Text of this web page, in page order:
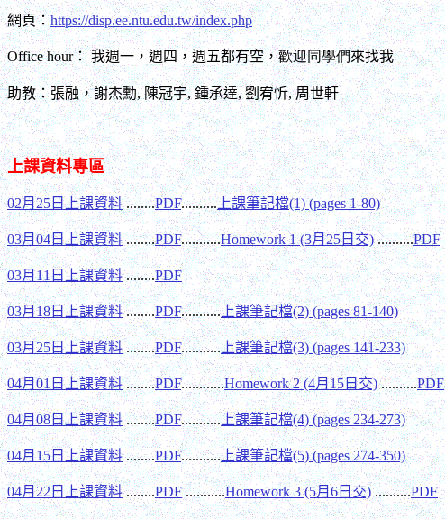
網頁：https://disp.ee.ntu.edu.tw/index.php
Officehour： 我週一，週四，週五都有空，歡迎同學們來找我
助教：張融，謝杰勳, 陳冠宇, 鍾承達, 劉宥忻, 周世軒
上課資料專區
02月25日上課資料........PDF..........上課筆記檔(1) (pages 1-80)
03月04日上課資料........PDF...........Homework 1 (3月25日交)..........PDF
03月11日上課資料........PDF
03月18日上課資料........PDF...........上課筆記檔(2) (pages 81-140)
03月25日上課資料........PDF...........上課筆記檔(3) (pages 141-233)
04月01日上課資料........PDF............Homework 2 (4月15日交)..........PDF
04月08日上課資料........PDF...........上課筆記檔(4) (pages 234-273)
04月15日上課資料........PDF...........上課筆記檔(5) (pages 274-350)
04月22日上課資料........PDF...........Homework 3 (5月6日交)..........PDF